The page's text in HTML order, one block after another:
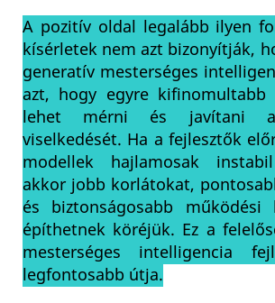
A pozitív oldal legalább ilyen
kísérletek nem azt bizonyítják,
generatív mesterséges
azt, hogy egyre kifinomultabb
lehet mérni és javítani a
viselkedését. Ha a fejlesztők
modellek hajlamosak
akkor jobb korlátokat,
és biztonságosabb működési
építhetnek köréjük. Ez a
mesterséges intelligencia
legfontosabb útja.